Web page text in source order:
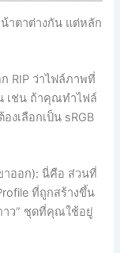
าตาต่างกัน แต่หลัก
RIP ว่าไฟล์ภาพที่
เช่น ถ้าคุณทำไฟล์
งเลือกเป็น sRGB
าออก): นี่คือ ส่วนที่
ที่ถูกสร้างขึ้น
าว” ชุดที่คุณใช้อยู่